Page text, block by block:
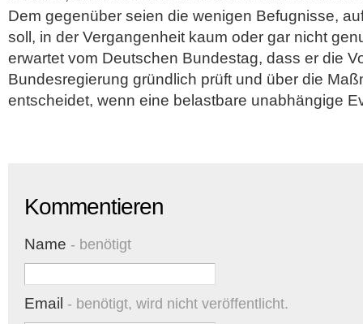
Dem gegenüber seien die wenigen Befugnisse,
soll, in der Vergangenheit kaum oder gar nicht
erwartet vom Deutschen Bundestag, dass er die
Bundesregierung gründlich prüft und über die
entscheidet, wenn eine belastbare unabhängige
Kommentieren
Name - benötigt
Email - benötigt, wird nicht veröffentlicht.